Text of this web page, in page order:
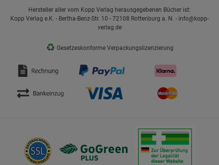
Hersteller aller vom Kopp Verlag herausgegebenen Bücher ist:
Kopp Verlag e.K. - Bertha-Benz-Str. 10 - 72108 Rottenburg a. N. - info@kopp-
verlag.de
♻ Gesetzeskonforme Verpackungslizenzierung